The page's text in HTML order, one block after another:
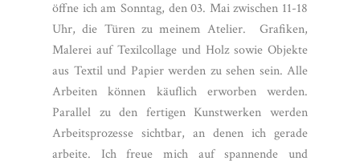
öffne ich am Sonntag, den 03. Mai zwischen 11-18
Uhr, die Türen zu meinem Atelier. Grafiken,
Malerei auf Texilcollage und Holz sowie Objekte
aus Textil und Papier werden zu sehen sein. Alle
Arbeiten können käuflich erworben werden.
Parallel zu den fertigen Kunstwerken werden
Arbeitsprozesse sichtbar, an denen ich gerade
arbeite. Ich freue mich auf spannende und